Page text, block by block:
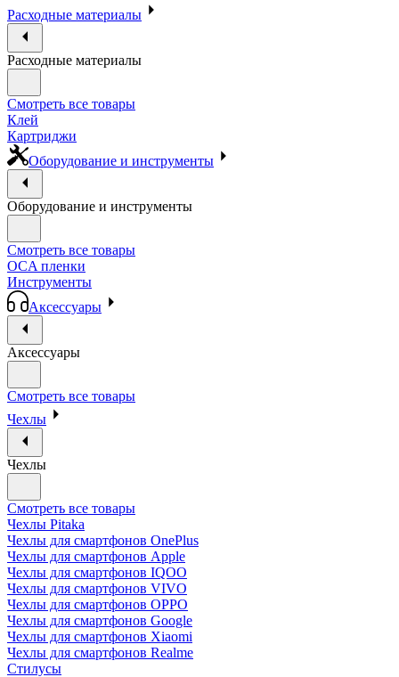
Расходные материалы
Расходные материалы
Смотреть все товары
Клей
Картриджи
Оборудование и инструменты
Оборудование и инструменты
Смотреть все товары
OCA пленки
Инструменты
Аксессуары
Аксессуары
Смотреть все товары
Чехлы
Чехлы
Смотреть все товары
Чехлы Pitaka
Чехлы для смартфонов OnePlus
Чехлы для смартфонов Apple
Чехлы для смартфонов IQOO
Чехлы для смартфонов VIVO
Чехлы для смартфонов OPPO
Чехлы для смартфонов Google
Чехлы для смартфонов Xiaomi
Чехлы для смартфонов Realme
Стилусы